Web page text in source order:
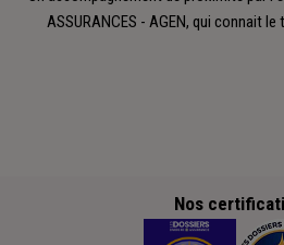
ASSURANCES - AGEN, qui connait
Nos